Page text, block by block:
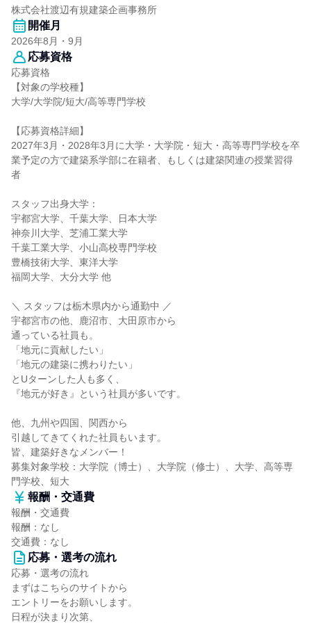
株式会社渡辺有規建築企画事務所
開催月
2026年8月・9月
応募資格
応募資格
【対象の学校種】
大学/大学院/短大/高等専門学校
【応募資格詳細】
2027年3月・2028年3月に大学・大学院・短大・高等専門学校を卒
業予定の方で建築系学部に在籍者、もしくは建築関連の授業習得
者
スタッフ出身大学：
宇都宮大学、千葉大学、日本大学
神奈川大学、芝浦工業大学
千葉工業大学、小山高校専門学校
豊橋技術大学、東洋大学
福岡大学、大分大学 他
＼ スタッフは栃木県内から通勤中 ／
宇都宮市の他、鹿沼市、大田原市から
通っている社員も。
「地元に貢献したい」
「地元の建築に携わりたい」
とUターンした人も多く、
『地元が好き』という社員が多いです。
他、九州や四国、関西から
引越してきてくれた社員もいます。
皆、建築好きなメンバー！
募集対象学校：大学院（博士）、大学院（修士）、大学、高等専
門学校、短大
報酬・交通費
報酬・交通費
報酬：なし
交通費：なし
応募・選考の流れ
応募・選考の流れ
まずはこちらのサイトから
エントリーをお願いします。
日程が決まり次第、